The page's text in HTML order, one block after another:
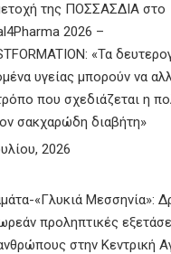
της ΠΟΣΣΑΣΔΙΑ στο
2026 –
«Τα
υγείας μπορούν να
που σχεδιάζεται η
σακχαρώδη διαβήτη»
2026
«Γλυκιά Μεσσηνία»:
προληπτικές
στην Κεντρική